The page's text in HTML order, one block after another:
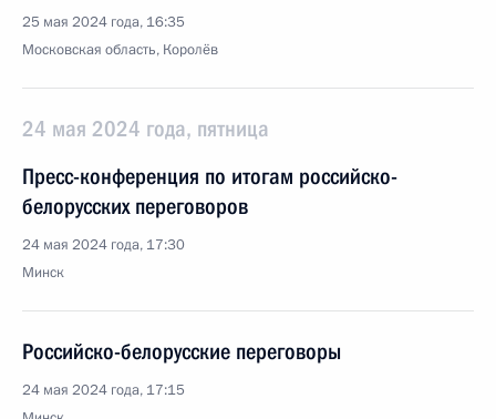
25 мая 2024 года, 16:35
Московская область, Королёв
24 мая 2024 года, пятница
Пресс-конференция по итогам российско-
белорусских переговоров
24 мая 2024 года, 17:30
Минск
Российско-белорусские переговоры
24 мая 2024 года, 17:15